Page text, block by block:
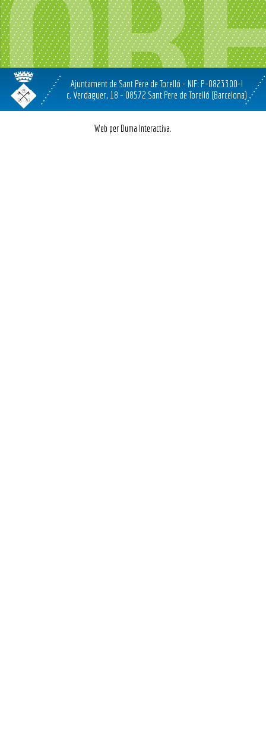
Ajuntament de Sant Pere de Torelló - NIF: P-0823300-I
c. Verdaguer, 18 - 08572 Sant Pere de Torelló (Barcelona)
Web per Duma Interactiva.